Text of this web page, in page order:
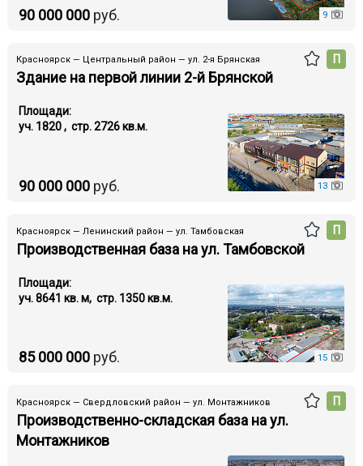
9
90 000 000руб.
Красноярск — Центральный район — ул. 2-я Брянская
Здание на первой линии 2-й Брянской
П
13
90 000 000руб.
Площади:
уч. 1820 , стр. 2726 кв.м.
Красноярск — Ленинский район — ул. Тамбовская
Производственная база на ул. Тамбовской
П
15
85 000 000руб.
Площади:
уч. 8641 кв. м, стр. 1350 кв.м.
Красноярск — Свердловский район — ул. Монтажников
Производственно-складская база на ул.
Монтажников
П